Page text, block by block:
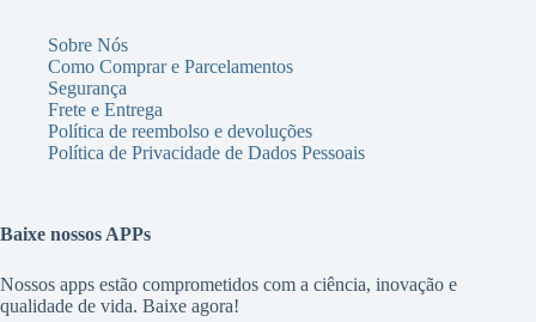
Sobre Nós
Como Comprar e Parcelamentos
Segurança
Frete e Entrega
Política de reembolso e devoluções
Política de Privacidade de Dados Pessoais
Baixe nossos APPs
Nossos apps estão comprometidos com a ciência, inovação e
qualidade de vida. Baixe agora!